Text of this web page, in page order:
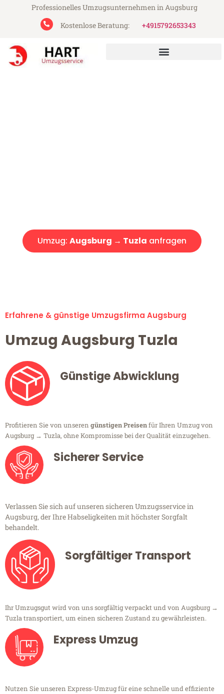
Professionelles Umzugsunternehmen in Augsburg
Kostenlose Beratung:
+4915792653343
Umzug: Augsburg → Tuzla anfragen
Erfahrene & günstige Umzugsfirma Augsburg
Umzug Augsburg Tuzla
Günstige Abwicklung
Profitieren Sie von unseren günstigen Preisenfür Ihren Umzug von
Augsburg → Tuzla, ohne Kompromisse bei der Qualität einzugehen.
Sicherer Service
Verlassen Sie sich auf unseren sicheren Umzugsservice in
Augsburg, der Ihre Habseligkeiten mit höchster Sorgfalt
behandelt.
Sorgfältiger Transport
Ihr Umzugsgut wird von uns sorgfältig verpackt und von Augsburg →
Tuzla transportiert, um einen sicheren Zustand zu gewährleisten.
Express Umzug
Nutzen Sie unseren Express-Umzug für eine schnelle und effiziente